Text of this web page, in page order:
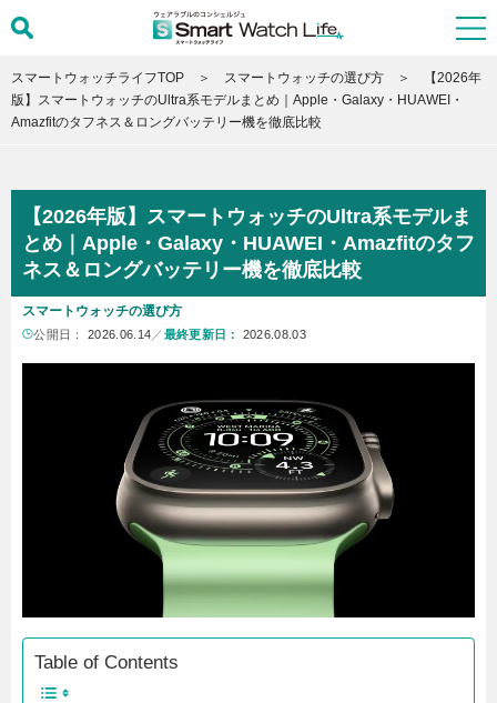
スマートウォッチライフTOP スマートウォッチの選び方
【2026年
版】スマートウォッチのUltra系モデルまとめ｜Apple・Galaxy・HUAWEI・
Amazfitのタフネス＆ロングバッテリー機を徹底比較
【2026年版】スマートウォッチのUltra系モデルま
とめ｜Apple・Galaxy・HUAWEI・Amazfitのタフ
ネス＆ロングバッテリー機を徹底比較
スマートウォッチの選び方
公開日： 2026.06.14 ／ 最終更新日： 2026.08.03
Table of Contents